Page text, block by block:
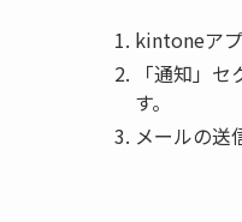
kintoneア
「通知」
す。
メールの送